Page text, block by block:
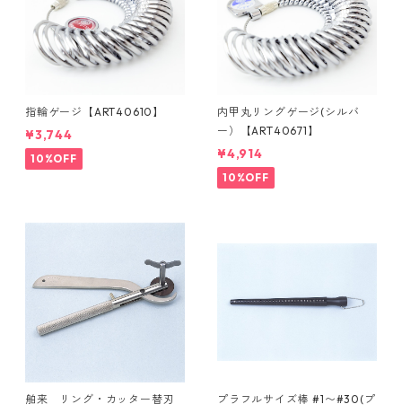
指輪ゲージ【ART40610】
¥3,744
10%OFF
内甲丸リングゲージ(シルバ
ー）【ART40671】
¥4,914
10%OFF
舶来 リング・カッター替刃
プラフルサイズ棒 #1〜#30(プ